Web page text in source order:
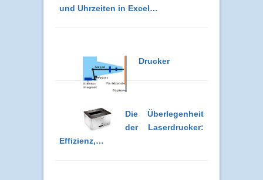
und Uhrzeiten in Excel…
Drucker
Die Überlegenheit
der Laserdrucker:
Effizienz,…